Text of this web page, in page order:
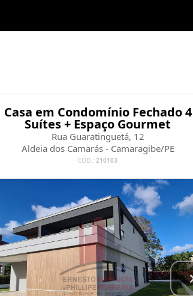
Casa em Condomínio Fechado 4
Suítes + Espaço Gourmet
Rua Guaratinguetá, 12
Aldeia dos Camarás - Camaragibe/PE
CÓD.: 210103